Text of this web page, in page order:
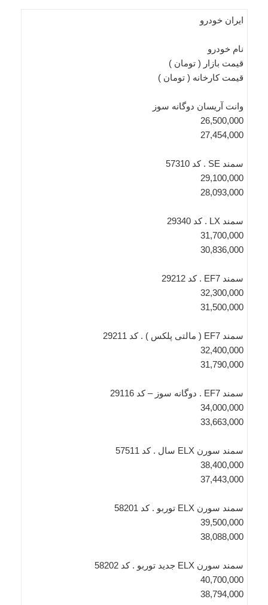
ایران خودرو
نام خودرو
قیمت بازار ( تومان )
قیمت کارخانه ( تومان )
وانت آریسان دوگانه‌ سوز
26,500,000
27,454,000
سمند SE . کد 57310
29,100,000
28,093,000
سمند LX . کد 29340
31,700,000
30,836,000
سمند EF7 . کد 29212
32,300,000
31,500,000
سمند EF7 ( مالتی پلکس ) . کد 29211
32,400,000
31,790,000
سمند EF7 . دوگانه سوز – کد 29116
34,000,000
33,663,000
سمند سورن ELX سال . کد 57511
38,400,000
37,443,000
سمند سورن ELX توربو . کد 58201
39,500,000
38,088,000
سمند سورن ELX جدید توربو . کد 58202
40,700,000
38,794,000